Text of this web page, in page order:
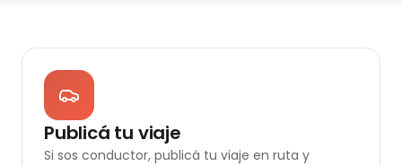
Publicá tu viaje
Si sos conductor, publicá tu viaje en ruta y